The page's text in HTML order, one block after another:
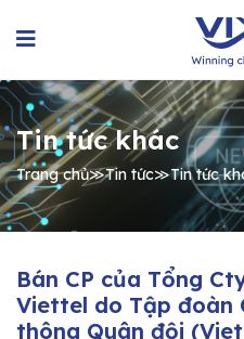
Tin tức khác
Trang chủ≫Tin tức≫Tin tức
Bán CP của Tổng
Viettel do Tập đoàn
thông Quân đội